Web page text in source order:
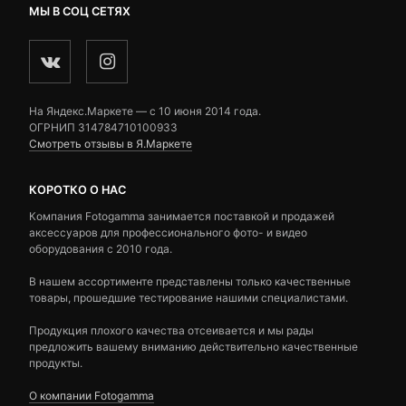
МЫ В СОЦ СЕТЯХ
На Яндекс.Маркете — c 10 июня 2014 года.
ОГРНИП 314784710100933
Смотреть отзывы в Я.Маркете
КОРОТКО О НАС
Компания Fotogamma занимается поставкой и продажей
аксессуаров для профессионального фото- и видео
оборудования с 2010 года.
В нашем ассортименте представлены только качественные
товары, прошедшие тестирование нашими специалистами.
Продукция плохого качества отсеивается и мы рады
предложить вашему вниманию действительно качественные
продукты.
О компании Fotogamma